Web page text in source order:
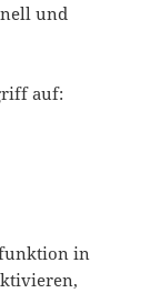
und
auf:
in